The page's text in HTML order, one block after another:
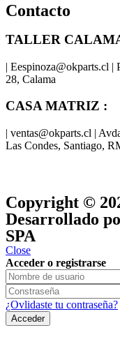
Contacto
TALLER
| Eespinoza@okparts.cl
28, Calama
CASA MATRIZ :
| ventas@okparts.cl |
Las Condes, Santiago,
Copyright ©
Desarrollado
SPA
Close
Acceder o registrarse
¿Ovlidaste tu contraseña?